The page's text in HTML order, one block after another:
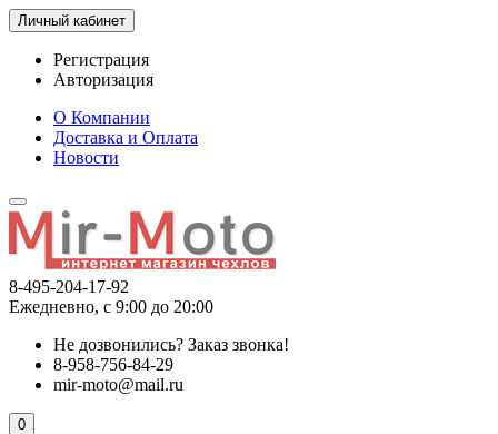
Личный кабинет
Регистрация
Авторизация
О Компании
Доставка и Оплата
Новости
8-495-204-17-92
Ежедневно, с 9:00 до 20:00
Не дозвонились? Заказ звонка!
8-958-756-84-29
mir-moto@mail.ru
0